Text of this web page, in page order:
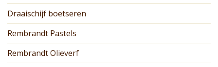
Draaischijf boetseren
Rembrandt Pastels
Rembrandt Olieverf